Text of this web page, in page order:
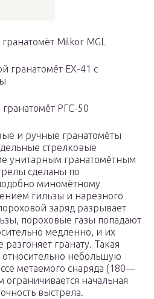
Milkor MGL
гранатомёт EX-41 с
РГС-50
и ручные гранатомёты
стрелковые
унитарным гранатомётным
сделаны по
миномётному
гильзы и нарезного
заряд разрывает
пороховые газы попадают
медленно, и их
гранату. Такая
относительно небольшую
метаемого снаряда (180—
начальная
выстрела.